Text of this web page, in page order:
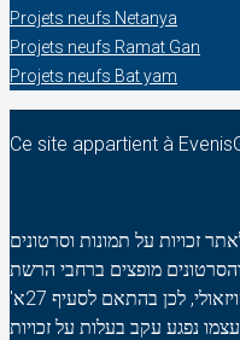
Projets neufs Netanya
Projets neufs Ramat Gan
Projets neufs Bat yam
Ce site appartient à
זכויות על תמונות וסרטונים
מופצים ברחבי הרשת
ולא מתאפשרת הגעה למקור החומר הויזאולי, לכן בהתאם לסעיף 27א'
נפגע עקב בעלות על זכויות